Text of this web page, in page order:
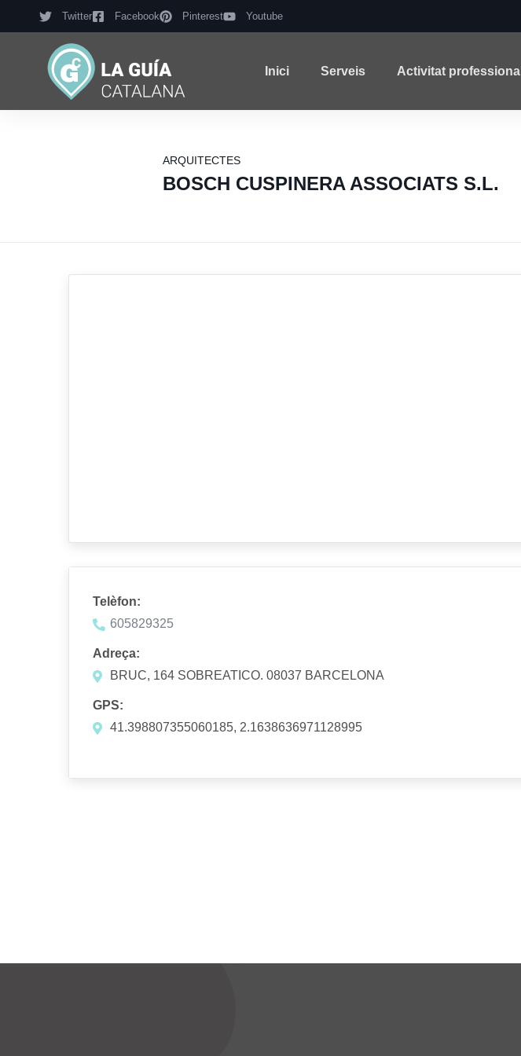
Twitter Facebook Pinterest Youtube
Inici Serveis Activitat professional
ARQUITECTES
BOSCH CUSPINERA ASSOCIATS S.L.
Telèfon:
605829325
Adreça:
BRUC, 164 SOBREATICO. 08037 BARCELONA
GPS:
41.398807355060185, 2.1638636971128995